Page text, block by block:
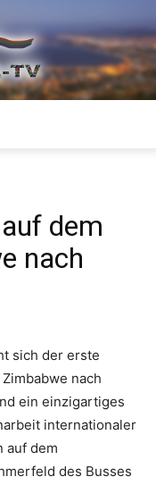
dem
nach
sich der erste
nach
ein einzigartiges
internationaler
auf dem
des Busses